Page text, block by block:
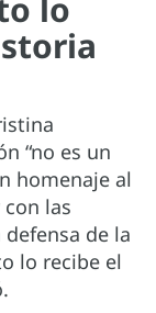
lo
“no es un
homenaje al
las
de la
lo recibe el